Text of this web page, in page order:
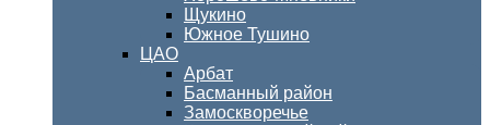
Щукино
Южное Тушино
ЦАО
Арбат
Басманный район
Замоскворечье